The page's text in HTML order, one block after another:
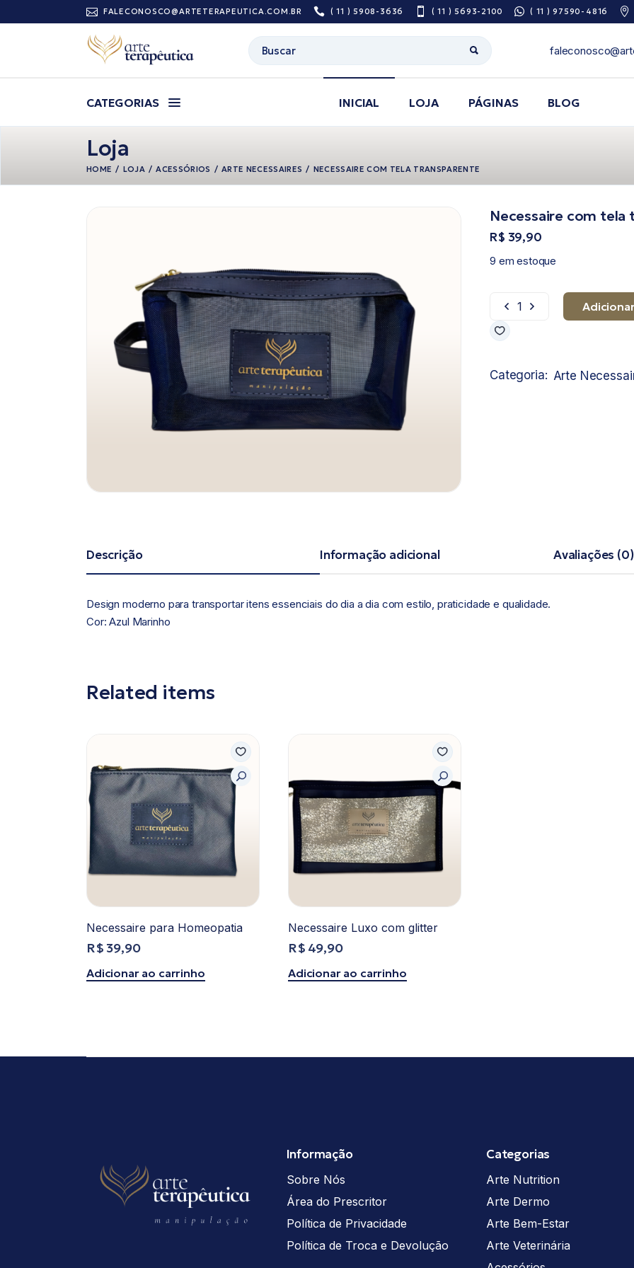
o
FALECONOSCO@ARTETERAPEUTICA.COM.BR ( 11 ) 5908-3636 ( 11 ) 5693-2100 ( 11 ) 97590-4816
Buscar
CATEGORIAS INICIAL LOJA PÁGINAS
Pesquisa De
Área do Prescritor
Guia de utilização
de medicamentos
BLOG
Loja
HOME LOJA ACESSÓRIOS ARTE NECESSAIRES NECESSAIRE COM TELA TRANSPARENTE
Necessaire com tela
R$ 39,90
9 em estoque
Necessaire com tela
Categoria: Arte
Descrição Informação adicional Avaliações (0)
Design moderno para transportar itens essenciais do dia a dia com estilo, praticidade e qualidade.
Cor: Azul Marinho
Related items
Necessaire para Homeopatia
R$ 39,90
Adicionar ao carrinho
Necessaire Luxo com glitter
R$ 49,90
Adicionar ao carrinho
Informação
Sobre Nós
Área do Prescritor
Política de Privacidade
Política de Troca e Devolução
Categorias
Arte Nutrition
Arte Dermo
Arte Bem-Estar
Arte Veterinária